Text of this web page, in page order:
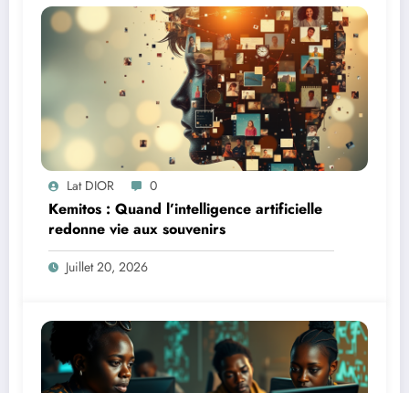
Lat DIOR 0
Kemitos : Quand l’intelligence artificielle
redonne vie aux souvenirs
Juillet 20, 2026